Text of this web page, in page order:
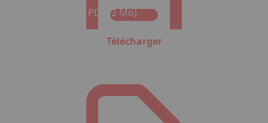
Format : PDF (2 Mo)
Télécharger